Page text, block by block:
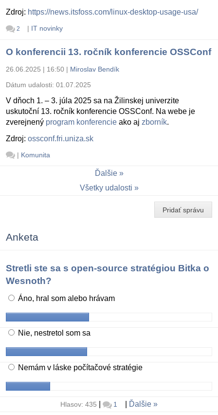
Zdroj: https://news.itsfoss.com/linux-desktop-usage-usa/
2 | IT novinky
O konferencii 13. ročník konferencie OSSConf
26.06.2025 | 16:50 | Miroslav Bendík
Dátum udalosti: 01.07.2025
V dňoch 1. – 3. júla 2025 sa na Žilinskej univerzite
uskutoční 13. ročník konferencie OSSConf. Na webe je
zverejnený program konferencie ako aj zborník.
Zdroj: ossconf.fri.uniza.sk
| Komunita
Ďalšie
Všetky udalosti
Pridať správu
Anketa
Stretli ste sa s open-source stratégiou Bitka o
Wesnoth?
Áno, hral som alebo hrávam
Nie, nestretol som sa
Nemám v láske počítačové stratégie
Hlasov: 435 1 Ďalšie